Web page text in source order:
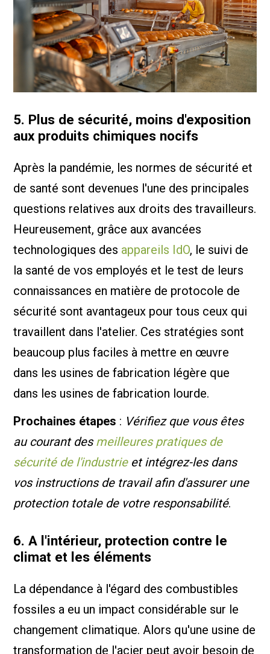
5. Plus de sécurité, moins d'exposition
aux produits chimiques nocifs
Après la pandémie, les normes de sécurité et
de santé sont devenues l'une des principales
questions relatives aux droits des travailleurs.
Heureusement, grâce aux avancées
technologiques des appareils IdO, le suivi de
la santé de vos employés et le test de leurs
connaissances en matière de protocole de
sécurité sont avantageux pour tous ceux qui
travaillent dans l'atelier. Ces stratégies sont
beaucoup plus faciles à mettre en œuvre
dans les usines de fabrication légère que
dans les usines de fabrication lourde.
Prochaines étapes : Vérifiez que vous êtes
au courant desmeilleures pratiques de
sécurité de l'industrieet intégrez-les dans
vos instructions de travail afin d'assurer une
protection totale de votre responsabilité.
6. A l'intérieur, protection contre le
climat et les éléments
La dépendance à l'égard des combustibles
fossiles a eu un impact considérable sur le
changement climatique. Alors qu'une usine de
transformation de l'acier peut avoir besoin de